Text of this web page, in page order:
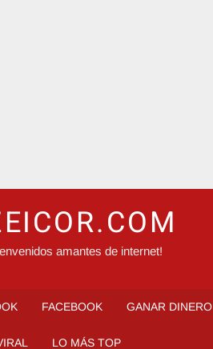
amantes de internet!
FACEBOOK GANAR DINERO
LO MÁS TOP